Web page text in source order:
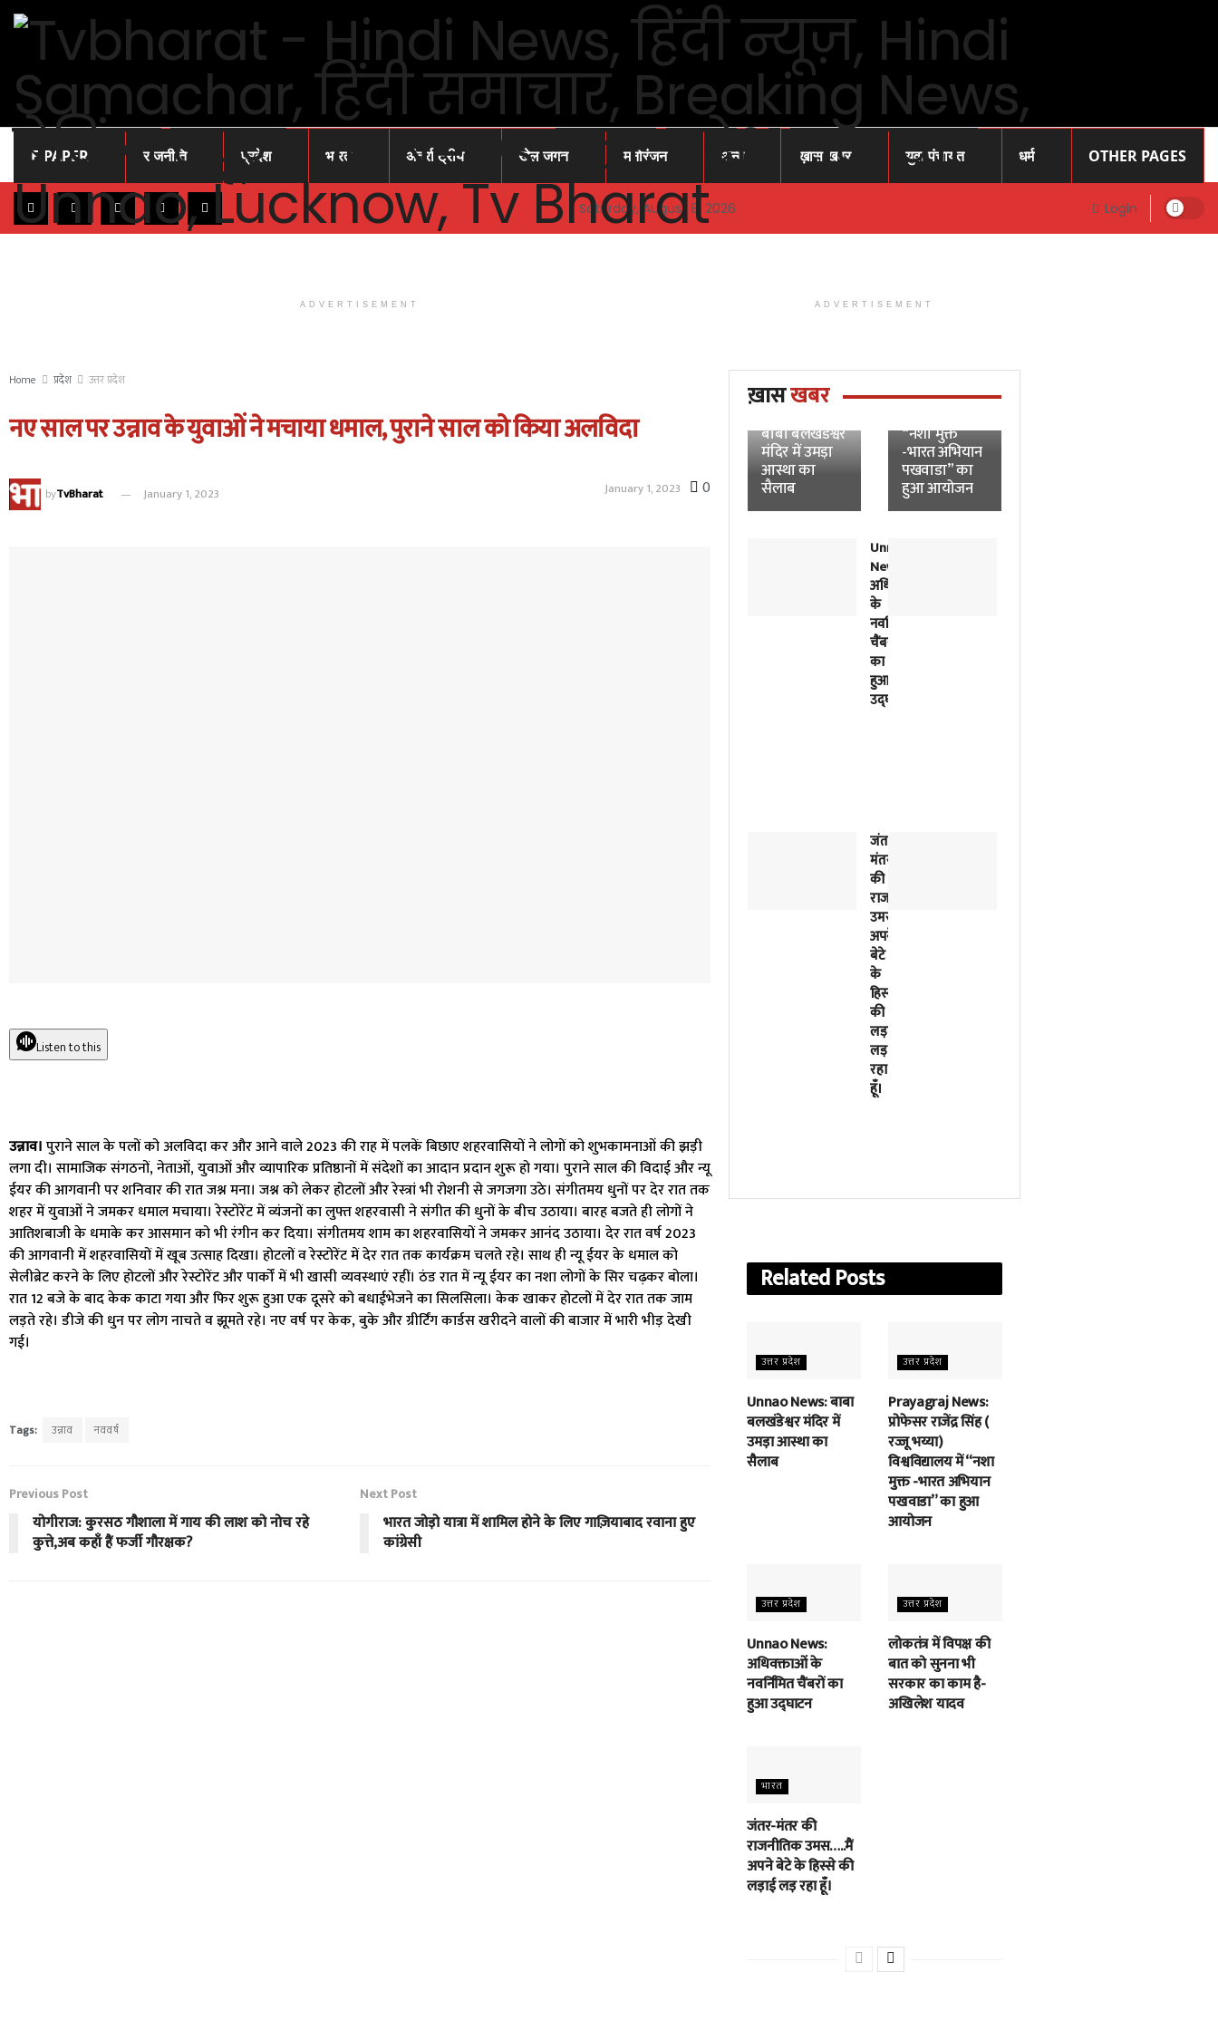
E-PAPER राजनीति प्रदेश भारत अंतर्राष्ट्रीय खेल जगत मनोरंजन अन्य ख़ास खबर युवा पंचायत धर्म OTHER PAGES
Saturday, August 8, 2026 Login
ADVERTISEMENT
Home प्रदेश उत्तर प्रदेश
नए साल पर उन्नाव के युवाओं ने मचाया धमाल, पुराने साल को किया अलविदा
byTvBharat January 1, 2023 January 1, 2023 0
Listen to this
उन्नाव।पुराने साल के पलों को अलविदा कर और आने वाले 2023 की राह में पलकें बिछाए शहरवासियों ने लोगों को शुभकामनाओं की झड़ी
लगा दी। सामाजिक संगठनों, नेताओं, युवाओं और व्यापारिक प्रतिष्ठानों में संदेशों का आदान प्रदान शुरू हो गया। पुराने साल की विदाई और न्यू
ईयर की आगवानी पर शनिवार की रात जश्न मना। जश्न को लेकर होटलों और रेस्त्रां भी रोशनी से जगजगा उठे। संगीतमय धुनों पर देर रात तक
शहर में युवाओं ने जमकर धमाल मचाया। रेस्टोरेंट में व्यंजनों का लुफ्त शहरवासी ने संगीत की धुनों के बीच उठाया। बारह बजते ही लोगों ने
आतिशबाजी के धमाके कर आसमान को भी रंगीन कर दिया। संगीतमय शाम का शहरवासियों ने जमकर आनंद उठाया। देर रात वर्ष 2023
की आगवानी में शहरवासियों में खूब उत्साह दिखा। होटलों व रेस्टोरेंट में देर रात तक कार्यक्रम चलते रहे। साथ ही न्यू ईयर के धमाल को
सेलीब्रेट करने के लिए होटलों और रेस्टोरेंट और पार्कों में भी खासी व्यवस्थाएं रहीं। ठंड रात में न्यू ईयर का नशा लोगों के सिर चढ़कर बोला।
रात 12 बजे के बाद केक काटा गया और फिर शुरू हुआ एक दूसरे को बधाईभेजने का सिलसिला। केक खाकर होटलों में देर रात तक जाम
लड़ते रहे। डीजे की धुन पर लोग नाचते व झूमते रहे। नए वर्ष पर केक, बुके और ग्रीर्टिंग कार्डस खरीदने वालों की बाजार में भारी भीड़ देखी
गई।
Tags: उन्नाव नववर्ष
Previous Post
योगीराज: कुरसठ गौशाला में गाय की लाश को नोच रहे
कुत्ते,अब कहाँ हैं फर्जी गौरक्षक?
Next Post
भारत जोड़ो यात्रा में शामिल होने के लिए गाज़ियाबाद रवाना हुए
कांग्रेसी
ADVERTISEMENT
ख़ासखबर
बाबा बलखंडेश्वर
मंदिर में उमड़ा
आस्था का
सैलाब
रज्जू भय्या)
“नशा मुक्त
-भारत अभियान
पखवाडा” का
हुआ आयोजन
Unnao
News:
अधिवक्ताओं
के
नवर्निमित
चैंबरों
का
हुआ
उद्घाटन
जंतर-
मंतर
की
राजनीतिक
उमस…..मैं
अपने
बेटे
के
हिस्से
की
लड़ाई
लड़
रहा
हूँ।
RelatedPosts
उत्तर प्रदेश
Unnao News: बाबा
बलखंडेश्वर मंदिर में
उमड़ा आस्था का
सैलाब
उत्तर प्रदेश
Prayagraj News:
प्रोफेसर राजेंद्र सिंह (
रज्जू भय्या)
विश्वविद्यालय में “नशा
मुक्त -भारत अभियान
पखवाडा” का हुआ
आयोजन
उत्तर प्रदेश
Unnao News:
अधिवक्ताओं के
नवर्निमित चैंबरों का
हुआ उद्घाटन
उत्तर प्रदेश
लोकतंत्र में विपक्ष की
बात को सुनना भी
सरकार का काम है-
अखिलेश यादव
भारत
जंतर-मंतर की
राजनीतिक उमस…..मैं
अपने बेटे के हिस्से की
लड़ाई लड़ रहा हूँ।